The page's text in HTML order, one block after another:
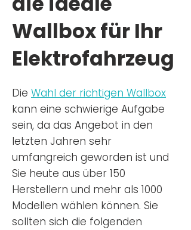
Wallbox für Ihr
Elektrofahrzeug
Die Wahl der richtigen Wallbox
kann eine schwierige Aufgabe
sein, da das Angebot in den
letzten Jahren sehr
umfangreich geworden ist und
Sie heute aus über 150
Herstellern und mehr als 1000
Modellen wählen können. Sie
sollten sich die folgenden